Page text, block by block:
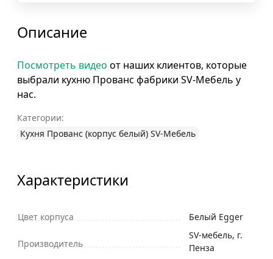
Описание
Посмотреть видео от наших клиентов, которые
выбрали кухню Прованс фабрики SV-Мебель у
нас.
Категории:
Кухня Прованс (корпус белый) SV-Мебель
Характеристики
Цвет корпуса Белый Egger
Производитель
SV-мебель, г.
Пенза